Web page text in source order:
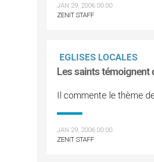
JAN 29, 2006 00:00
ZENIT STAFF
EGLISES LOCALES
Les saints témoignent
Il commente le thème
JAN 29, 2006 00:00
ZENIT STAFF